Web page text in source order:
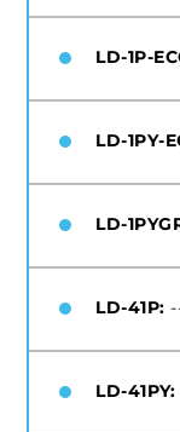
LD-1P-
LD-1PY-
LD-
LD-41P:
LD-41PY: